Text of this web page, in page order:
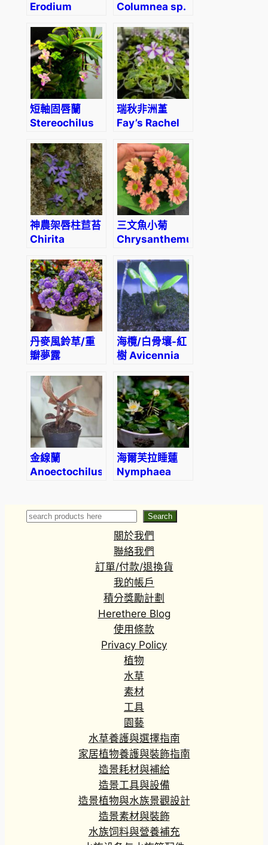
Erodium
Columnea sp.
短軸固唇蘭
Stereochilus
瑞秋非洲堇
Fay’s Rachel
神農架唇柱苣苔
Chirita
三文魚小菊
Chrysanthemum
Salmon’
丹麥風鈴草/重
瓣夢露
haylodgensis
‘Blue Wonder’
海欖/白骨壤-紅
樹 Avicennia
金線蘭
Anoectochilus
海爾芙拉睡蓮
Nymphaea
Search
Search
關於我們
聯絡我們
訂單/付款/退換貨
我的帳戶
積分獎勵計劃
Herethere Blog
使用條款
Privacy Policy
植物
水草
素材
工具
園藝
水草養護與選擇指南
家居植物養護與裝飾指南
造景耗材與補給
造景工具與設備
造景植物與水族景觀設計
造景素材與裝飾
水族饲料與營養補充